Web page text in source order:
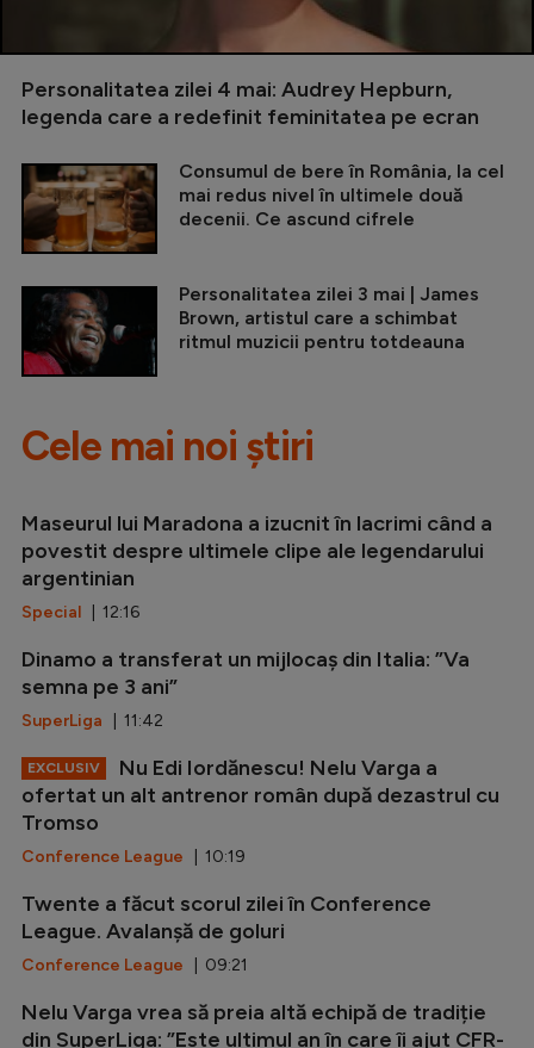
Personalitatea zilei 4 mai: Audrey Hepburn,
legenda care a redefinit feminitatea pe ecran
Consumul de bere în România, la cel
mai redus nivel în ultimele două
decenii. Ce ascund cifrele
Personalitatea zilei 3 mai | James
Brown, artistul care a schimbat
ritmul muzicii pentru totdeauna
Cele mai noi știri
Maseurul lui Maradona a izucnit în lacrimi când a
povestit despre ultimele clipe ale legendarului
argentinian
Special | 12:16
Dinamo a transferat un mijlocaș din Italia: ”Va
semna pe 3 ani”
SuperLiga | 11:42
EXCLUSIV
Nu Edi Iordănescu! Nelu Varga a
ofertat un alt antrenor român după dezastrul cu
Tromso
Conference League | 10:19
Twente a făcut scorul zilei în Conference
League. Avalanșă de goluri
Conference League | 09:21
Nelu Varga vrea să preia altă echipă de tradiție
din SuperLiga: ”Este ultimul an în care îi ajut CFR-